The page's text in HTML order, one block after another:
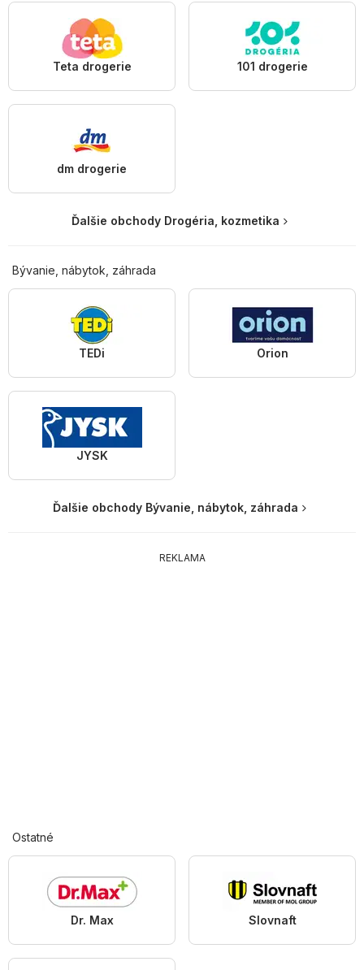
Teta drogerie 101 drogerie
dm drogerie
Ďalšie obchody Drogéria, kozmetika
Bývanie, nábytok, záhrada
TEDi Orion
JYSK
Ďalšie obchody Bývanie, nábytok, záhrada
REKLAMA
Ostatné
Dr. Max Slovnaft